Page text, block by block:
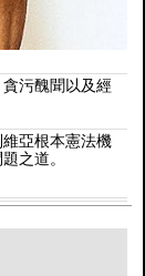
污醜聞以及經
亞根本憲法機
之道。